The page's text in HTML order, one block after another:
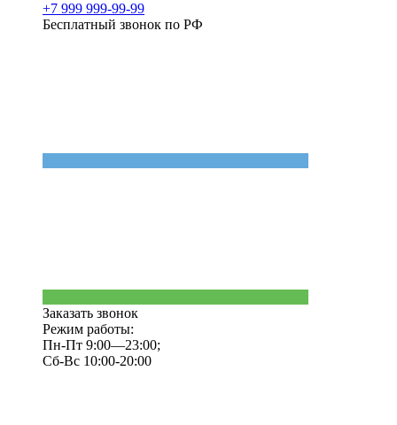
+7 999 999-99-99
Бесплатный звонок по РФ
Заказать звонок
Режим работы:
Пн-Пт 9:00—23:00;
Сб-Вс 10:00-20:00